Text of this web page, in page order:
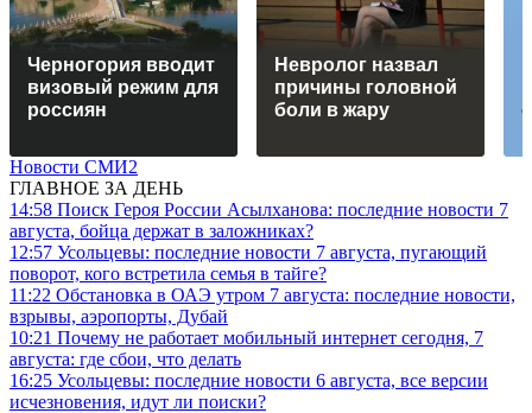
Черногория вводит
визовый режим для
россиян
Невролог назвал
причины головной
боли в жару
Новости СМИ2
ГЛАВНОЕ ЗА ДЕНЬ
14:58 Поиск Героя России Асылханова: последние новости 7
августа, бойца держат в заложниках?
12:57 Усольцевы: последние новости 7 августа, пугающий
поворот, кого встретила семья в тайге?
11:22 Обстановка в ОАЭ утром 7 августа: последние новости,
взрывы, аэропорты, Дубай
10:21 Почему не работает мобильный интернет сегодня, 7
августа: где сбои, что делать
16:25 Усольцевы: последние новости 6 августа, все версии
исчезновения, идут ли поиски?